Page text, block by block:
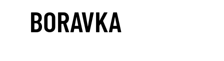
BORAVKA